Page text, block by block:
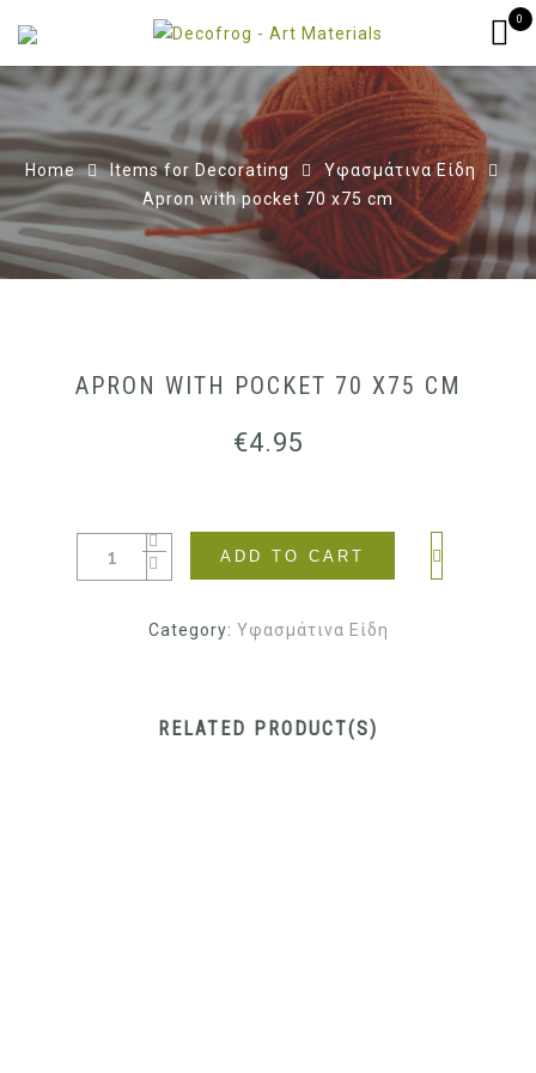
0
Home Items for Decorating
Υφασμάτινα Είδη
Apron with pocket 70 x75 cm
APRON WITH POCKET 70 X75 CM
€4.95
ADD TO CART
Category: Υφασμάτινα Είδη
RELATED PRODUCT(S)